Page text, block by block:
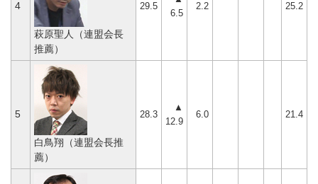
4
萩原聖人（連盟会長
推薦）
29.5
6.5
2.2 25.2
5
白鳥翔（連盟会長推
薦）
28.3
▲
12.9
6.0 21.4